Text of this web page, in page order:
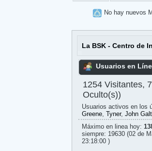
No hay nuevos
La BSK - Centro de
Usuarios en
1254 Visitantes,
Oculto(s))
Usuarios activos en los
Greene, Tyner, John Galt
Máximo en linea hoy:
siempre: 19630 (02 de
23:18:00 )